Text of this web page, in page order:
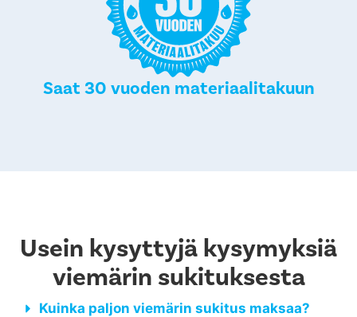
Saat 30 vuoden materiaalitakuun
Usein kysyttyjä kysymyksiä
viemärin sukituksesta
Kuinka paljon viemärin sukitus maksaa?